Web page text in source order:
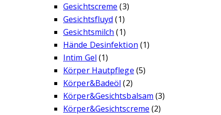
Gesichtscreme (3)
Gesichtsfluyd (1)
Gesichtsmilch (1)
Hände Desinfektion (1)
Intim Gel (1)
Körper Hautpflege (5)
Körper&Badeöl (2)
Körper&Gesichtsbalsam (3)
Körper&Gesichtscreme (2)